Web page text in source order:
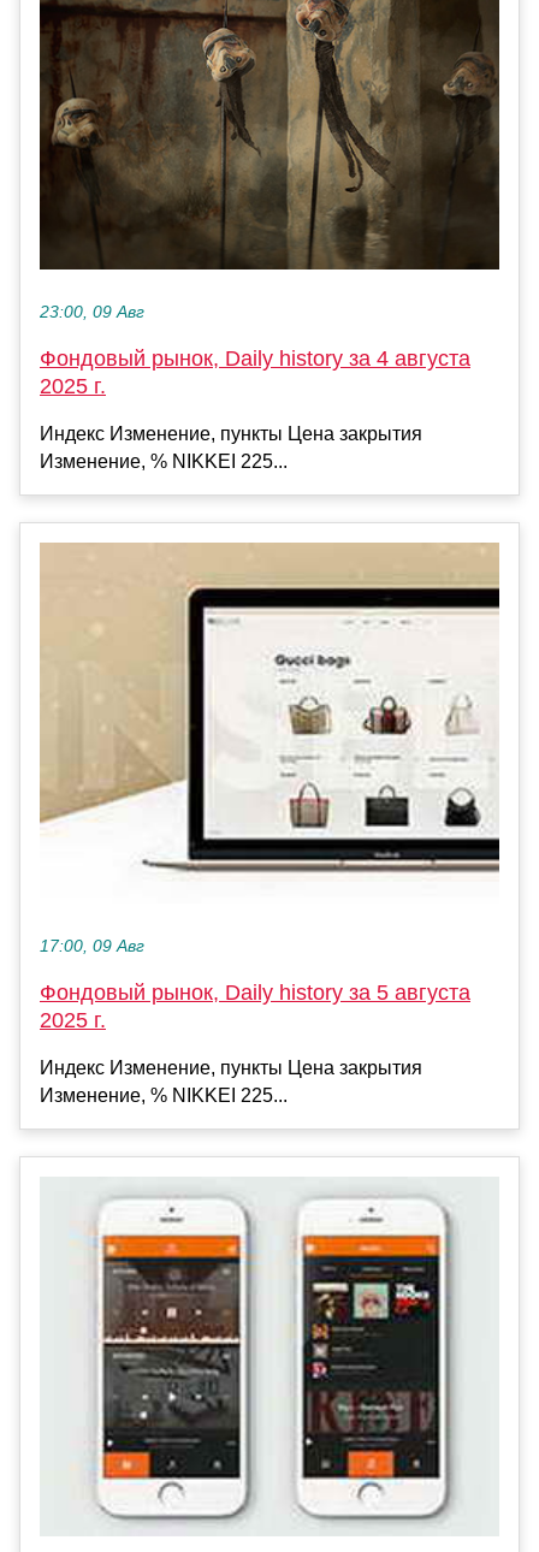
23:00, 09 Авг
Фондовый рынок, Daily history за 4 августа
2025 г.
Индекс Изменение, пункты Цена закрытия
Изменение, % NIKKEI 225...
17:00, 09 Авг
Фондовый рынок, Daily history за 5 августа
2025 г.
Индекс Изменение, пункты Цена закрытия
Изменение, % NIKKEI 225...